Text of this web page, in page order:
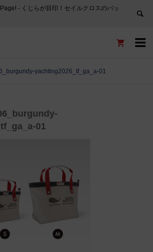
‐ くじらが目印！セイルクロスのバッ


yachting2026_tf_ga_a-01
01